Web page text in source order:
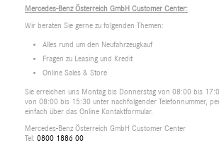
Mercedes-Benz Österreich GmbH Customer Center:
Wir beraten Sie gerne zu folgenden Themen:
Alles rund um den Neufahrzeugkauf
Fragen zu Leasing und Kredit
Online Sales & Store
Sie erreichen uns Montag bis Donnerstag von 08:00 bis
von 08:00 bis 15:30 unter nachfolgender Telefonnummer,
einfach über das Online Kontaktformular.
Mercedes-Benz Österreich GmbH Customer Center
Tel: 0800 1886 00